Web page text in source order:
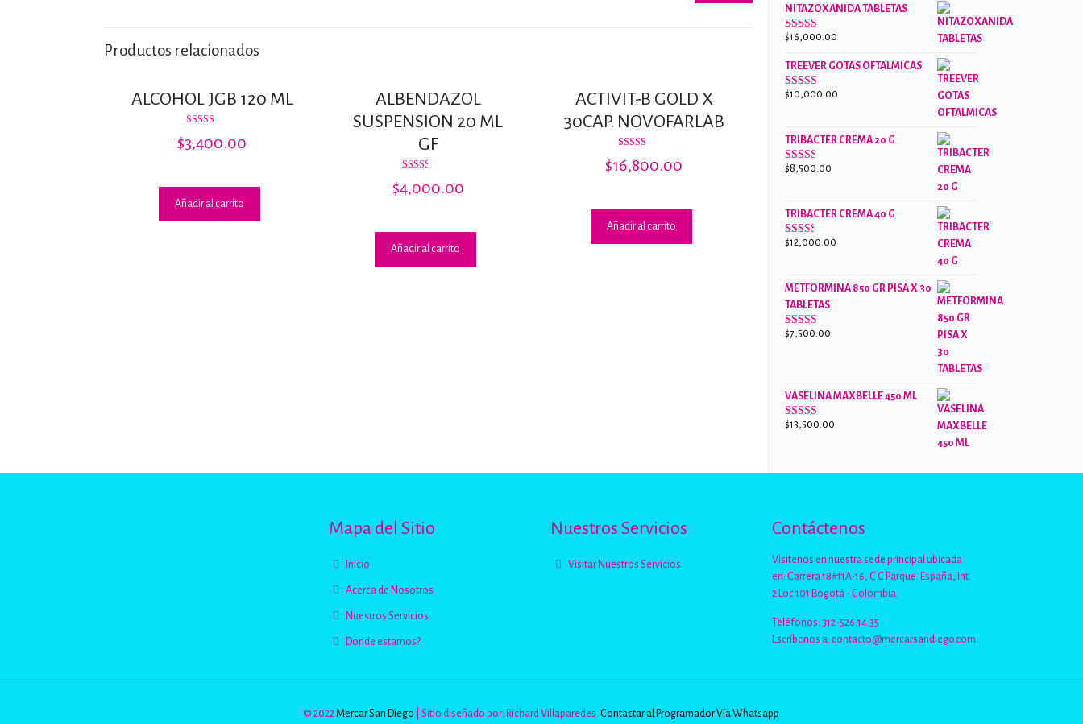
Productos relacionados
ALCOHOL JGB 120 ML
con
3.00
$3,400.00
Añadir al carrito
ALBENDAZOL
SUSPENSION 20 ML
GF
con
2.50
$4,000.00
Añadir al carrito
ACTIVIT-B GOLD X
30CAP. NOVOFARLAB
con
$16,800.00
Añadir al carrito
$18,000.00.$13,000.00.
NITAZOXANIDA TABLETAS
Valorado
2.61
de 5
$16,000.00
TREEVER GOTAS OFTALMICAS
Valorado
$10,000.00
TRIBACTER CREMA 20 G
Valorado
$8,500.00
TRIBACTER CREMA 40 G
Valorado
$12,000.00
METFORMINA 850 GR PISA X 30
TABLETAS
Valorado
$7,500.00
VASELINA MAXBELLE 450 ML
Valorado
$13,500.00
Mapa del Sitio
Inicio
Acerca de Nosotros
Nuestros Servicios
Donde estamos?
Nuestros Servicios
Visitar Nuestros Servicios
Contáctenos
Visitenos en nuestra sede principal ubicada
en: Carrera 18#11A-16, C.C Parque. España, Int.
2 Loc 101 Bogotá - Colombia.
Teléfonos: 312-526.14.35
Escríbenos a: contacto@mercarsandiego.com
© 2022Mercar San Diego | Sitio diseñado por: Richard Villaparedes. Contactar al Programador Vía Whatsapp